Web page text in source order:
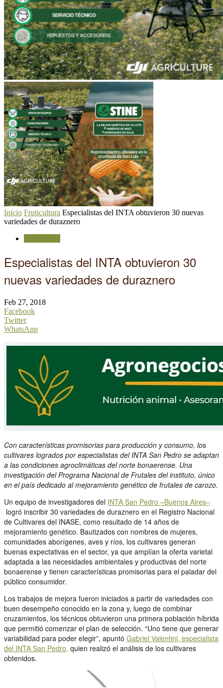
Inicio Fruticultura Especialistas del INTA obtuvieron 30 nuevas
variedades de duraznero
Especialistas del INTA obtuvieron 30
nuevas variedades de duraznero
Feb 27, 2018
Facebook
Twitter
WhatsApp
Con características promisorias para producción y consumo, los
cultivares logrados por especialistas del INTA San Pedro se adaptan
a las condiciones agroclimáticas del norte bonaerense. Una
investigación del Programa Nacional de Frutales del instituto, único
en el país dedicado al mejoramiento genético de frutales de carozo.
Un equipo de investigadores del INTA San Pedro –Buenos Aires–
logró inscribir 30 variedades de duraznero en el Registro Nacional
de Cultivares del INASE, como resultado de 14 años de
mejoramiento genético. Bautizados con nombres de mujeres,
comunidades aborígenes, aves y ríos, los cultivares generan
buenas expectativas en el sector, ya que amplían la oferta varietal
adaptada a las necesidades ambientales y productivas del norte
bonaerense y tienen características promisorias para el paladar del
público consumidor.
Los trabajos de mejora fueron iniciados a partir de variedades con
buen desempeño conocido en la zona y, luego de combinar
cruzamientos, los técnicos obtuvieron una primera población híbrida
que permitió comenzar el plan de selección. “Uno tiene que generar
variabilidad para poder elegir”, apuntó Gabriel Valentini, especialista
del INTA San Pedro, quien realizó el análisis de los cultivares
obtenidos.